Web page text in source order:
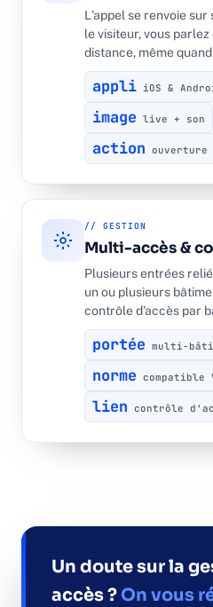
L'appel se renvoie sur
le visiteur, vous
distance, même
appli iOS &
image live + son
action
// GESTION
Multi-accès &
Plusieurs entrées
un ou plusieurs
contrôle d'accès par
portée multi-
norme compatible
lien contrôle
Un doute sur la
accès ?On vous